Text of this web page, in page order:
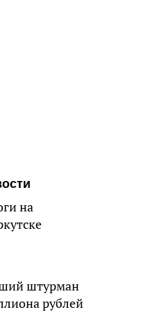
на
штурман
рублей